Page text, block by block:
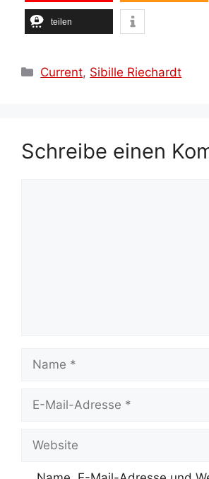
teilen
Kategorien
Current, Sibille Riechardt
Schreibe einen
Mail-